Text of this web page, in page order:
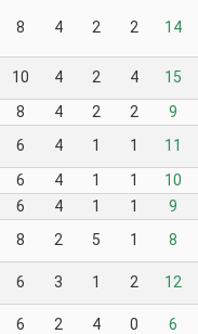
8 4 2 2 14
10 4 2 4 15
8 4 2 2 9
6 4 1 1 11
6 4 1 1 10
6 4 1 1 9
8 2 5 1 8
6 3 1 2 12
6 2 4 0 6